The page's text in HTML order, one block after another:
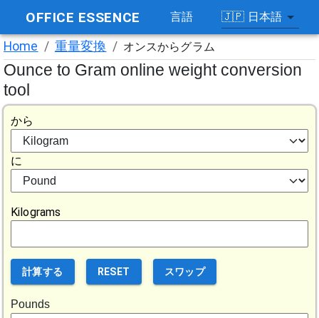
OFFICE ESSENCE 言語 🇯🇵 日本語
Home / 重量変換 / オンスからグラム
Ounce to Gram online weight conversion
tool
から
に
Kilograms
計算する RESET スワップ
Pounds